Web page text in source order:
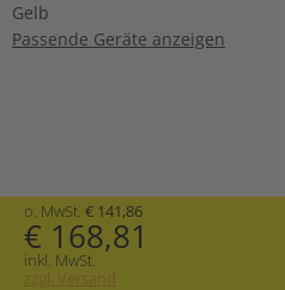
Gelb
Passende Geräte anzeigen
o. MwSt. € 141,86
€ 168,81
inkl. MwSt.
zzgl. Versand